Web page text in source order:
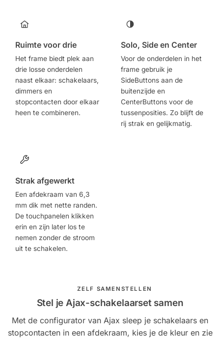
Ruimte voor drie
Het frame biedt plek aan
drie losse onderdelen
naast elkaar: schakelaars,
dimmers en
stopcontacten door elkaar
heen te combineren.
Solo, Side en Center
Voor de onderdelen in het
frame gebruik je
SideButtons aan de
buitenzijde en
CenterButtons voor de
tussenposities. Zo blijft de
rij strak en gelijkmatig.
Strak afgewerkt
Een afdekraam van 6,3
mm dik met nette randen.
De touchpanelen klikken
erin en zijn later los te
nemen zonder de stroom
uit te schakelen.
ZELF SAMENSTELLEN
Stel je Ajax-schakelaarset samen
Met de configurator van Ajax sleep je schakelaars en
stopcontacten in een afdekraam, kies je de kleur en zie